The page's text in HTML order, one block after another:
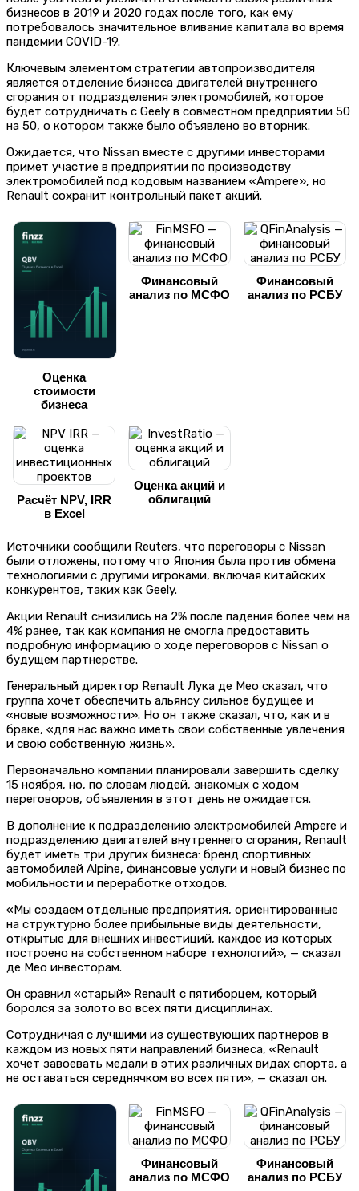
бизнесов в 2019 и 2020 годах после того, как ему
потребовалось значительное вливание капитала во время
пандемии COVID-19.
Ключевым элементом стратегии автопроизводителя
является отделение бизнеса двигателей внутреннего
сгорания от подразделения электромобилей, которое
будет сотрудничать с Geely в совместном предприятии 50
на 50, о котором также было объявлено во вторник.
Ожидается, что Nissan вместе с другими инвесторами
примет участие в предприятии по производству
электромобилей под кодовым названием «Ampere», но
Renault сохранит контрольный пакет акций.
Оценка
стоимости
бизнеса
Финансовый
анализ по МСФО
Финансовый
анализ по РСБУ
Расчёт NPV, IRR
в Excel
Оценка акций и
облигаций
Источники сообщили Reuters, что переговоры с Nissan
были отложены, потому что Япония была против обмена
технологиями с другими игроками, включая китайских
конкурентов, таких как Geely.
Акции Renault снизились на 2% после падения более чем на
4% ранее, так как компания не смогла предоставить
подробную информацию о ходе переговоров с Nissan о
будущем партнерстве.
Генеральный директор Renault Лука де Мео сказал, что
группа хочет обеспечить альянсу сильное будущее и
«новые возможности». Но он также сказал, что, как и в
браке, «для нас важно иметь свои собственные увлечения
и свою собственную жизнь».
Первоначально компании планировали завершить сделку
15 ноября, но, по словам людей, знакомых с ходом
переговоров, объявления в этот день не ожидается.
В дополнение к подразделению электромобилей Ampere и
подразделению двигателей внутреннего сгорания, Renault
будет иметь три других бизнеса: бренд спортивных
автомобилей Alpine, финансовые услуги и новый бизнес по
мобильности и переработке отходов.
«Мы создаем отдельные предприятия, ориентированные
на структурно более прибыльные виды деятельности,
открытые для внешних инвестиций, каждое из которых
построено на собственном наборе технологий», — сказал
де Мео инвесторам.
Он сравнил «старый» Renault с пятиборцем, который
боролся за золото во всех пяти дисциплинах.
Сотрудничая с лучшими из существующих партнеров в
каждом из новых пяти направлений бизнеса, «Renault
хочет завоевать медали в этих различных видах спорта, а
не оставаться середнячком во всех пяти», — сказал он.
Финансовый
анализ по МСФО
Финансовый
анализ по РСБУ